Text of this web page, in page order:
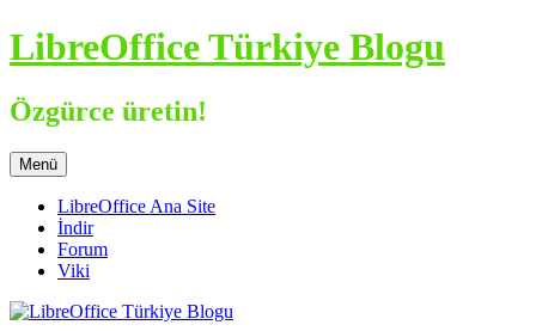
İçeriğe
atla
LibreOffice Türkiye Blogu
Özgürce üretin!
Menü
LibreOffice Ana Site
İndir
Forum
Viki